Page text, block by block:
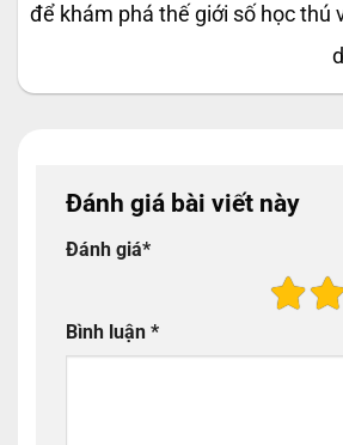
để khám phá thế giới số học thú
Đánh giá bài viết này
Đánh giá*
Bình luận *